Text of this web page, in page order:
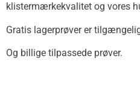
klistermærkekvalitet og vores
Gratis lagerprøver er
Og billige tilpassede prøver.